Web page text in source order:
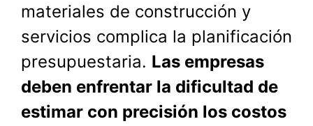
materiales de construcción y
servicios complica la planificación
presupuestaria. Las empresas
deben enfrentar la dificultad de
estimar con precisión los costos